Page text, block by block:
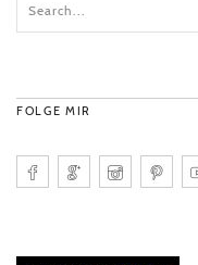
FOLGE MIR